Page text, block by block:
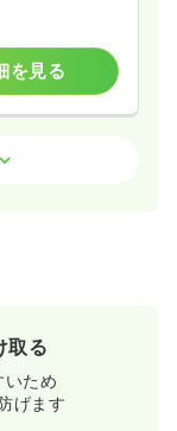
を見る
を見る
取る
いため
げます